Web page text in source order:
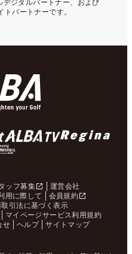
ジタルパートナー、および
トパートナーです。
ッフ募集
運営会社
用に際して
会員規約
引法に基づく表示
マイページサービス利用規約
せ ヘルプ サイトマップ